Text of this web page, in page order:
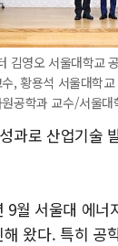
김영오 서울대학교
, 황용석 서울대학
공학과 교수/서울
과로 산업기술
월 서울대 에너
왔다. 특히 공